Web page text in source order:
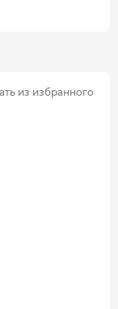
из избранного